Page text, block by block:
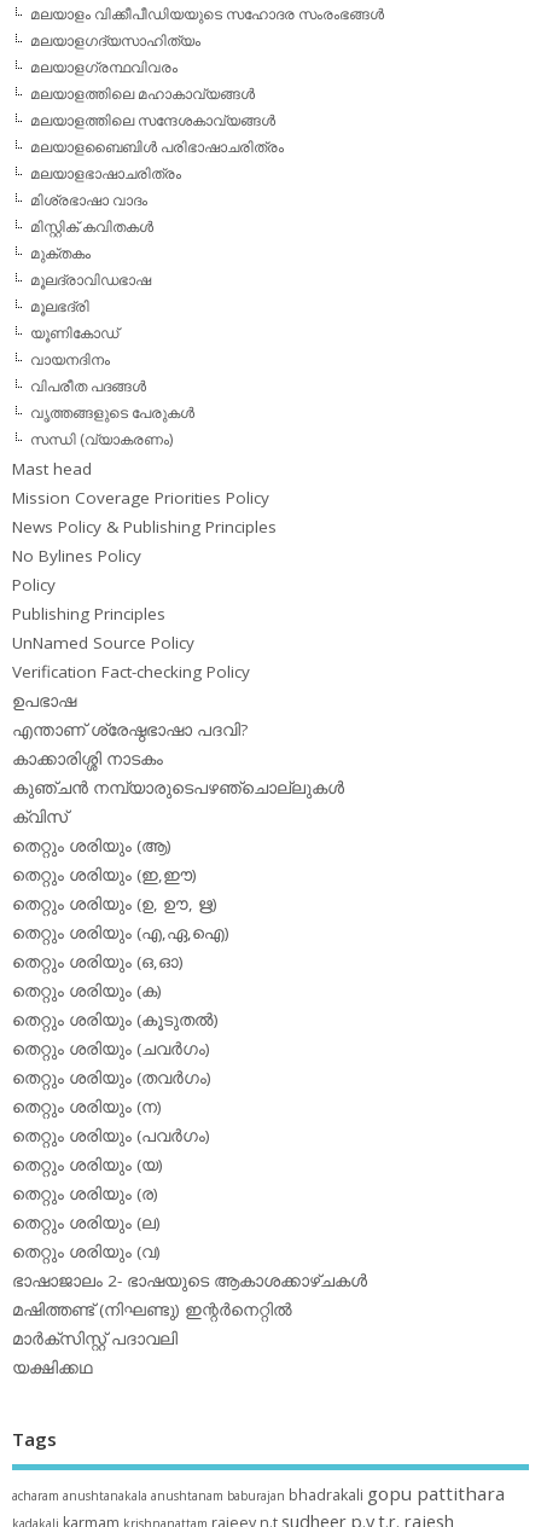
മലയാളം വിക്കീപീഡിയയുടെ സഹോദര സംരംഭങ്ങള്‍
മലയാളഗദ്യസാഹിത്യം
മലയാളഗ്രന്ഥവിവരം
മലയാളത്തിലെ മഹാകാവ്യങ്ങള്‍
മലയാളത്തിലെ സന്ദേശകാവ്യങ്ങള്‍
മലയാളബൈബിള്‍ പരിഭാഷാചരിത്രം
മലയാളഭാഷാചരിത്രം
മിശ്രഭാഷാ വാദം
മിസ്റ്റിക് കവിതകള്‍
മുക്തകം
മൂലദ്രാവിഡഭാഷ
മൂലഭദ്രി
യൂണികോഡ്
വായനദിനം
വിപരീത പദങ്ങള്‍
വൃത്തങ്ങളുടെ പേരുകള്‍
സന്ധി (വ്യാകരണം)
Mast head
Mission Coverage Priorities Policy
News Policy & Publishing Principles
No Bylines Policy
Policy
Publishing Principles
UnNamed Source Policy
Verification Fact-checking Policy
ഉപഭാഷ
എന്താണ് ശ്രേഷ്ഠഭാഷാ പദവി?
കാക്കാരിശ്ശി നാടകം
കുഞ്ചന്‍ നമ്പ്യാരുടെപഴഞ്ചൊല്ലുകള്‍
ക്വിസ്
തെറ്റും ശരിയും (ആ)
തെറ്റും ശരിയും (ഇ,ഈ)
തെറ്റും ശരിയും (ഉ, ഊ, ഋ)
തെറ്റും ശരിയും (എ,ഏ,ഐ)
തെറ്റും ശരിയും (ഒ,ഓ)
തെറ്റും ശരിയും (ക)
തെറ്റും ശരിയും (കൂടുതല്‍)
തെറ്റും ശരിയും (ചവര്‍ഗം)
തെറ്റും ശരിയും (തവര്‍ഗം)
തെറ്റും ശരിയും (ന)
തെറ്റും ശരിയും (പവര്‍ഗം)
തെറ്റും ശരിയും (യ)
തെറ്റും ശരിയും (ര)
തെറ്റും ശരിയും (ല)
തെറ്റും ശരിയും (വ)
ഭാഷാജാലം 2- ഭാഷയുടെ ആകാശക്കാഴ്ചകള്‍
മഷിത്തണ്ട് (നിഘണ്ടു) ഇന്റര്‍നെറ്റില്‍
മാര്‍ക്‌സിസ്റ്റ് പദാവലി
യക്ഷിക്കഥ
Tags
acharam anushtanakala anushtanam baburajan bhadrakali gopu pattithara
kadakali karmam krishnanattam rajeev n.t sudheer p.yt.r. rajesh